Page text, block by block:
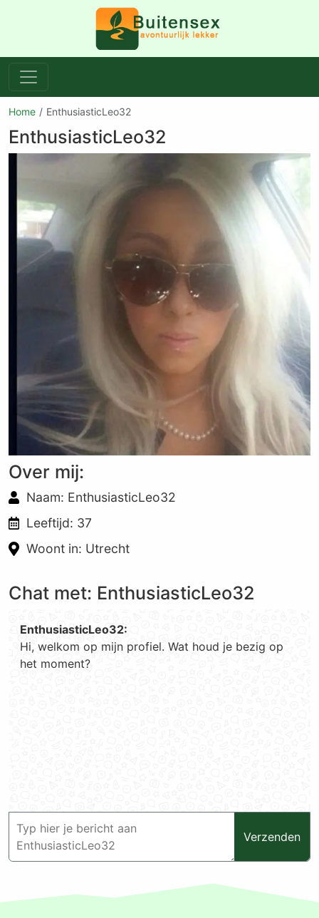
Home EnthusiasticLeo32
EnthusiasticLeo32
Over mij:
Naam: EnthusiasticLeo32
Leeftijd: 37
Woont in: Utrecht
Chat met: EnthusiasticLeo32
EnthusiasticLeo32:
Hi, welkom op mijn profiel. Wat houd je bezig op
het moment?
Verzenden